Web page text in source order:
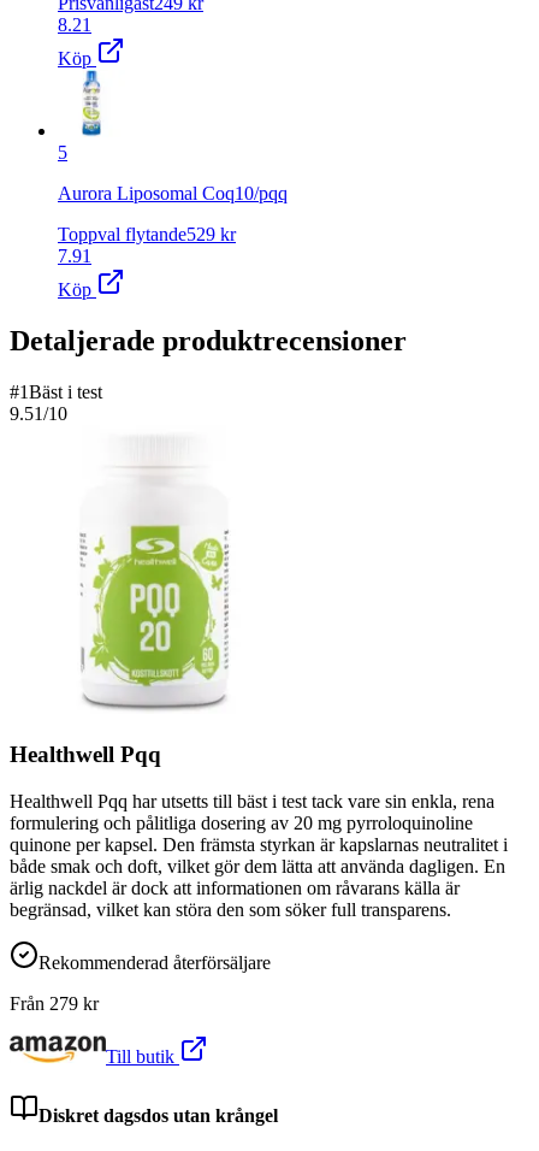
8.21
Köp
5
Aurora Liposomal Coq10/pqq
Toppval flytande529 kr
7.91
Köp
Detaljerade produktrecensioner
#1Bäst i test
9.51/10
Healthwell Pqq
Healthwell Pqq har utsetts till bäst i test tack vare sin enkla, rena
formulering och pålitliga dosering av 20 mg pyrroloquinoline
quinone per kapsel. Den främsta styrkan är kapslarnas neutralitet i
både smak och doft, vilket gör dem lätta att använda dagligen. En
ärlig nackdel är dock att informationen om råvarans källa är
begränsad, vilket kan störa den som söker full transparens.
Rekommenderad återförsäljare
Från 279 kr
Till butik
Diskret dagsdos utan krångel